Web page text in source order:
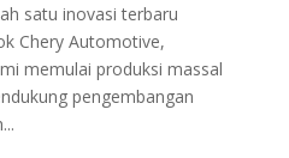
satu inovasi terbaru
Chery Automotive,
memulai produksi massal
pengembangan